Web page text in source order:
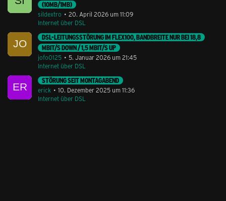
(10MB/1MB)
sildextro
20. April 2026 um 11:09
Internet über DSL
DSL-LEITUNGSSTÖRUNG IM FLEX100, BANDBREITE NUR BEI 18,8
MBIT/S DOWN / 1,5 MBIT/S UP
jofo0125
5. Januar 2026 um 21:45
Internet über DSL
STÖRUNG SEIT MONTAGABEND
erick
10. Dezember 2025 um 11:36
Internet über DSL